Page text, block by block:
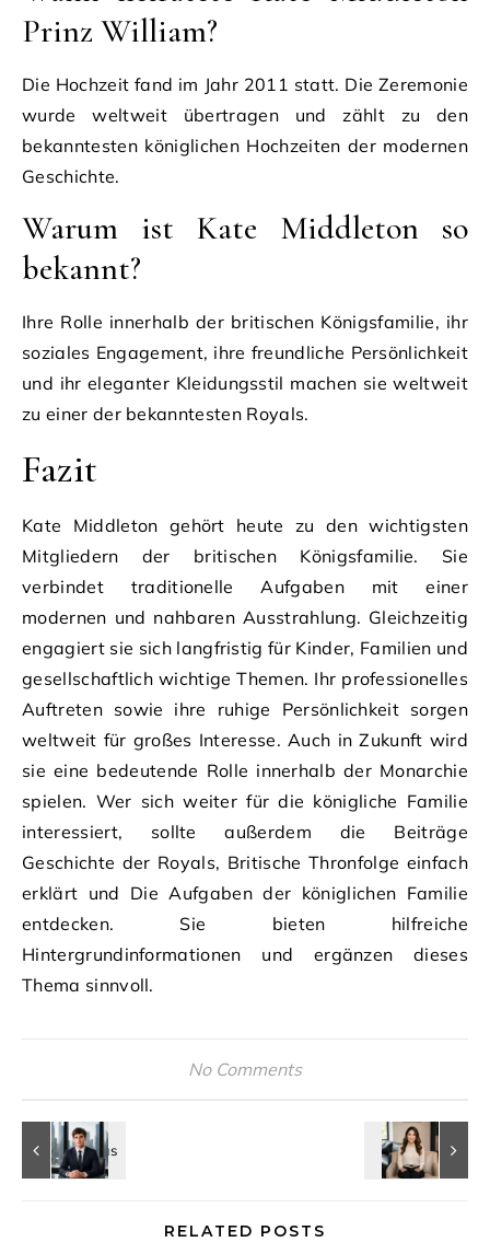
Prinz William?
Die Hochzeit fand im Jahr 2011 statt. Die Zeremonie
wurde weltweit übertragen und zählt zu den
bekanntesten königlichen Hochzeiten der modernen
Geschichte.
Warum ist Kate Middleton so
bekannt?
Ihre Rolle innerhalb der britischen Königsfamilie, ihr
soziales Engagement, ihre freundliche Persönlichkeit
und ihr eleganter Kleidungsstil machen sie weltweit
zu einer der bekanntesten Royals.
Fazit
Kate Middleton gehört heute zu den wichtigsten
Mitgliedern der britischen Königsfamilie. Sie
verbindet traditionelle Aufgaben mit einer
modernen und nahbaren Ausstrahlung. Gleichzeitig
engagiert sie sich langfristig für Kinder, Familien und
gesellschaftlich wichtige Themen. Ihr professionelles
Auftreten sowie ihre ruhige Persönlichkeit sorgen
weltweit für großes Interesse. Auch in Zukunft wird
sie eine bedeutende Rolle innerhalb der Monarchie
spielen. Wer sich weiter für die königliche Familie
interessiert, sollte außerdem die Beiträge
Geschichte der Royals, Britische Thronfolge einfach
erklärt und Die Aufgaben der königlichen Familie
entdecken. Sie bieten hilfreiche
Hintergrundinformationen und ergänzen dieses
Thema sinnvoll.
No Comments
RELATED POSTS